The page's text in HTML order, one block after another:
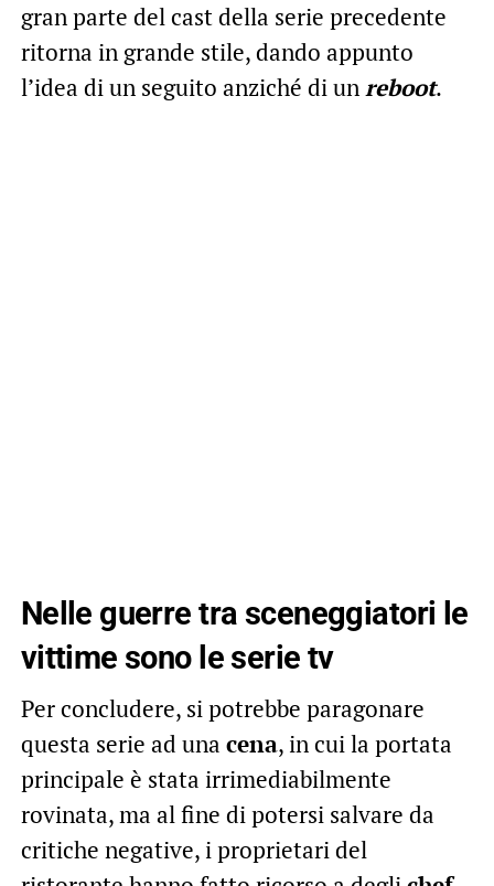
gran parte del cast della serie precedente
ritorna in grande stile, dando appunto
l’idea di un seguito anziché di unreboot.
Nelle guerre tra sceneggiatori le
vittime sono le serie tv
Per concludere, si potrebbe paragonare
questa serie ad una cena, in cui la portata
principale è stata irrimediabilmente
rovinata, ma al fine di potersi salvare da
critiche negative, i proprietari del